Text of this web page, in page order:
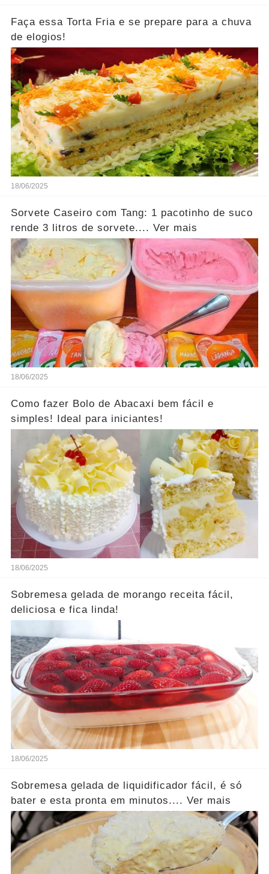
Faça essa Torta Fria e se prepare para a chuva
de elogios!
18/06/2025
Sorvete Caseiro com Tang: 1 pacotinho de suco
rende 3 litros de sorvete.... Ver mais
18/06/2025
Como fazer Bolo de Abacaxi bem fácil e
simples! Ideal para iniciantes!
18/06/2025
Sobremesa gelada de morango receita fácil,
deliciosa e fica linda!
18/06/2025
Sobremesa gelada de liquidificador fácil, é só
bater e esta pronta em minutos.... Ver mais